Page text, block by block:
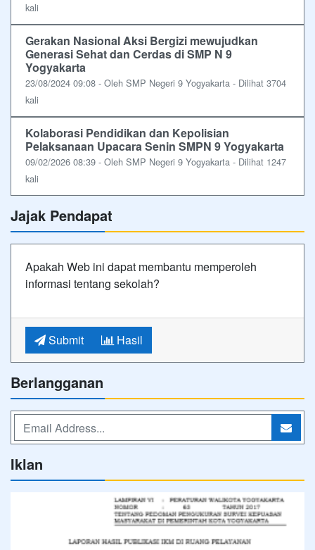
kali
Gerakan Nasional Aksi Bergizi mewujudkan
Generasi Sehat dan Cerdas di SMP N 9
Yogyakarta
23/08/2024 09:08 - Oleh SMP Negeri 9 Yogyakarta - Dilihat 3704
kali
Kolaborasi Pendidikan dan Kepolisian
Pelaksanaan Upacara Senin SMPN 9 Yogyakarta
09/02/2026 08:39 - Oleh SMP Negeri 9 Yogyakarta - Dilihat 1247
kali
Jajak Pendapat
Apakah Web ini dapat membantu memperoleh
informasi tentang sekolah?
Submit Hasil
Berlangganan
Iklan